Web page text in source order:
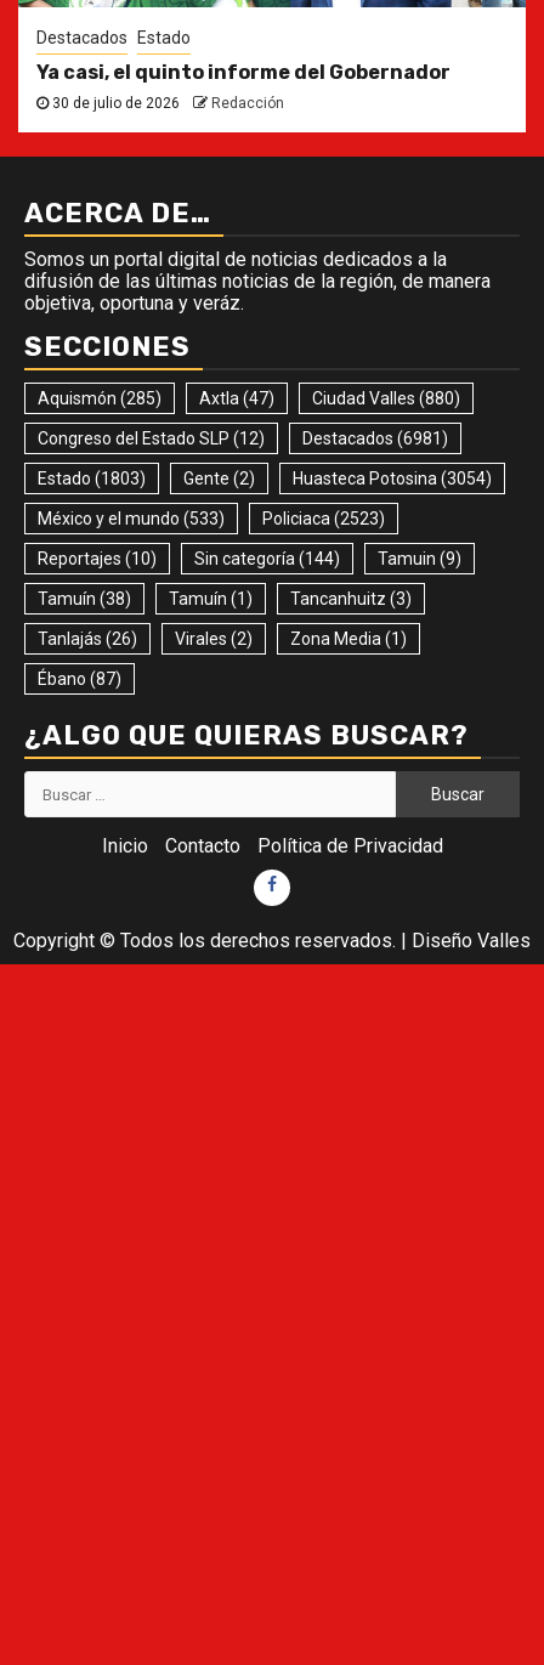
Destacados Estado
Ya casi, el quinto informe del Gobernador
30 de julio de 2026 Redacción
ACERCA DE…
Somos un portal digital de noticias dedicados a la
difusión de las últimas noticias de la región, de manera
objetiva, oportuna y veráz.
SECCIONES
Aquismón (285) Axtla (47) Ciudad Valles (880)
Congreso del Estado SLP (12) Destacados (6981)
Estado (1803) Gente (2) Huasteca Potosina (3054)
México y el mundo (533) Policiaca (2523)
Reportajes (10) Sin categoría (144) Tamuin (9)
Tamuín (38) Tamuín (1) Tancanhuitz (3)
Tanlajás (26) Virales (2) Zona Media (1)
Ébano (87)
¿ALGO QUE QUIERAS BUSCAR?
Buscar:
Inicio Contacto Política de Privacidad
Facebook
Copyright © Todos los derechos reservados. | Diseño Valles